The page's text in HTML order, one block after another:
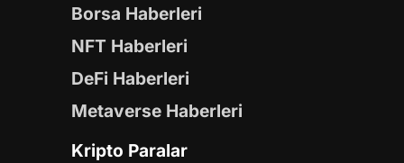
Borsa Haberleri
NFT Haberleri
DeFi Haberleri
Metaverse Haberleri
Kripto Paralar